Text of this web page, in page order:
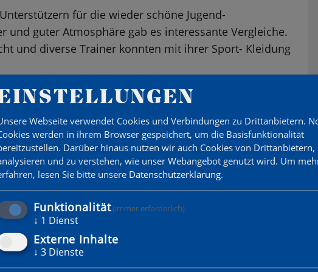
für die wieder schöne Jugend-
und guter Atmosphäre gab es interessante Vergleiche.
und diverse Trainer konnten mit ihrer Sport- Kleidung
um Alexander König, René Marchand
der Schiedsrichterkosten samt Verpflegung.
Webseite verwendet Cookies und Verbindungen zu Drittanbietern.
werden in ihrem Browser gespeichert, um die Basisfunktionalität
Darüber hinaus nutzen wir auch Cookies von Drittanbietern,
und zu verstehen, wie unser Webangebot genutzt wird. Um
lesen Sie bitte unsere Datenschutzerklärung.
Funktionalität(immer erforderlich)
↓ 1 Dienst
Externe Inhalte
↓ 3 Dienste